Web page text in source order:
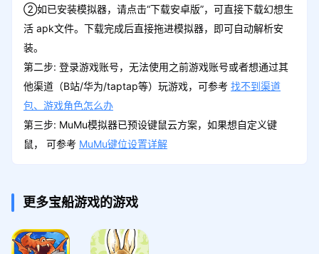
②如已安装模拟器，请点击“下载安卓版”，可直接下载幻想生
活 apk文件。下载完成后直接拖进模拟器，即可自动解析安
装。
第二步: 登录游戏账号，无法使用之前游戏账号或者想通过其
他渠道（B站/华为/taptap等）玩游戏，可参考 找不到渠道
包、游戏角色怎么办
第三步: MuMu模拟器已预设键鼠云方案，如果想自定义键
鼠， 可参考 MuMu键位设置详解
更多宝船游戏的游戏